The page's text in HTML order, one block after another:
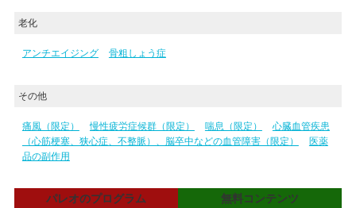
老化
アンチエイジング 骨粗しょう症
その他
痛風（限定） 慢性疲労症候群（限定） 喘息（限定）
心臓血管疾患
（心筋梗塞、狭心症、不整脈）、脳卒中などの血管障害（限定）
医薬
品の副作用
パレオのプログラム 無料コンテンツ